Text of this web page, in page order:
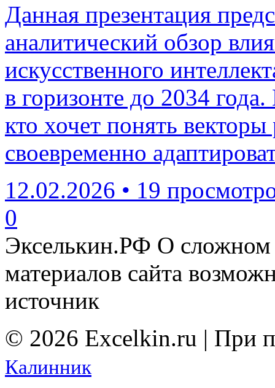
Данная презентация
аналитический обзор
искусственного
в горизонте до 2034
кто хочет понять
своевременно
12.02.2026 • 19
0
Экселькин.РФ О сложном
материалов сайта
источник
© 2026 Excelkin.ru | При
Калинник